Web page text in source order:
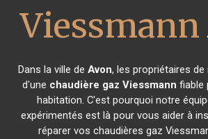
Viessmann
Dans la ville deAvon, les propriétaires
d'une chaudière gaz Viessmann fiable
habitation. C'est pourquoi notre
expérimentés est là pour vous aider à
réparer vos chaudières gaz